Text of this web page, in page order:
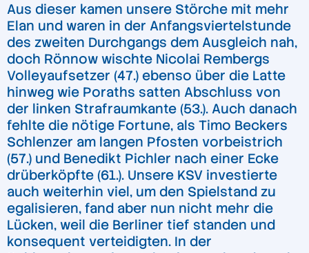
Aus dieser kamen unsere Störche mit mehr
Elan und waren in der Anfangsviertelstunde
des zweiten Durchgangs dem Ausgleich nah,
doch Rönnow wischte Nicolai Rembergs
Volleyaufsetzer (47.) ebenso über die Latte
hinweg wie Poraths satten Abschluss von
der linken Strafraumkante (53.). Auch danach
fehlte die nötige Fortune, als Timo Beckers
Schlenzer am langen Pfosten vorbeistrich
(57.) und Benedikt Pichler nach einer Ecke
drüberköpfte (61.). Unsere KSV investierte
auch weiterhin viel, um den Spielstand zu
egalisieren, fand aber nun nicht mehr die
Lücken, weil die Berliner tief standen und
konsequent verteidigten. In der